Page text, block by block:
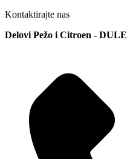
Kontaktirajte nas
Delovi Pežo i Citroen - DULE